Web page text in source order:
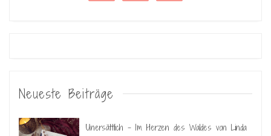
Neueste Beiträge
Unersättlich – Im Herzen des Waldes von Linda